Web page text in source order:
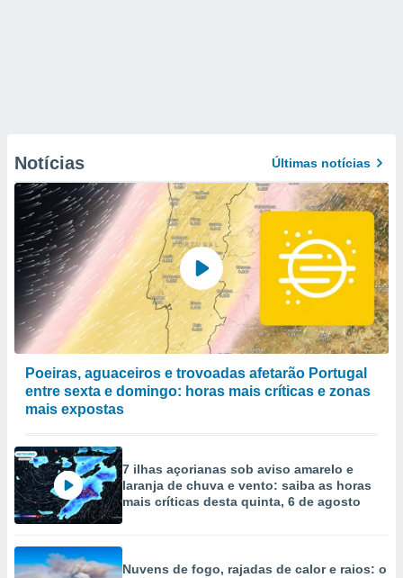
Notícias Últimas notícias
Poeiras, aguaceiros e trovoadas afetarão Portugal
entre sexta e domingo: horas mais críticas e zonas
mais expostas
7 ilhas açorianas sob aviso amarelo e
laranja de chuva e vento: saiba as horas
mais críticas desta quinta, 6 de agosto
Nuvens de fogo, rajadas de calor e raios: o